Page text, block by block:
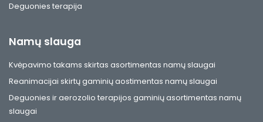
Deguonies terapija
Namų slauga
Kvėpavimo takams skirtas asortimentas namų slaugai
Reanimacijai skirtų gaminių aostimentas namų slaugai
Deguonies ir aerozolio terapijos gaminių asortimentas namų
slaugai